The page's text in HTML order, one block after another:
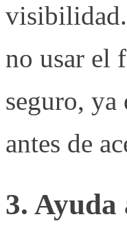
visibilidad.
no usar el
seguro, ya
antes de
3. Ayuda